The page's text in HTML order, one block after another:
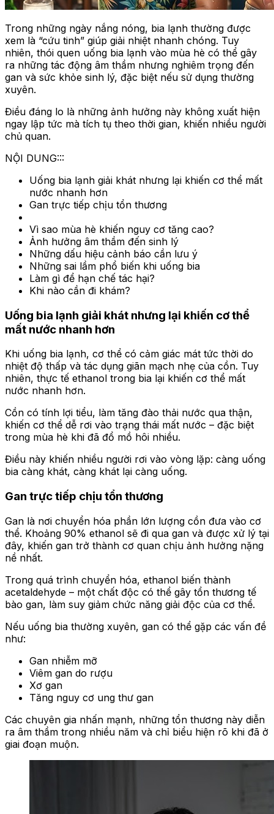
Trong những ngày nắng nóng, bia lạnh thường được
xem là “cứu tinh” giúp giải nhiệt nhanh chóng. Tuy
nhiên, thói quen uống bia lạnh vào mùa hè có thể gây
ra những tác động âm thầm nhưng nghiêm trọng đến
gan và sức khỏe sinh lý, đặc biệt nếu sử dụng thường
xuyên.
Điều đáng lo là những ảnh hưởng này không xuất hiện
ngay lập tức mà tích tụ theo thời gian, khiến nhiều người
chủ quan.
NỘI DUNG:::
Uống bia lạnh giải khát nhưng lại khiến cơ thể mất
nước nhanh hơn
Gan trực tiếp chịu tổn thương
Vì sao mùa hè khiến nguy cơ tăng cao?
Ảnh hưởng âm thầm đến sinh lý
Những dấu hiệu cảnh báo cần lưu ý
Những sai lầm phổ biến khi uống bia
Làm gì để hạn chế tác hại?
Khi nào cần đi khám?
Uống bia lạnh giải khát nhưng lại khiến cơ thể
mất nước nhanh hơn
Khi uống bia lạnh, cơ thể có cảm giác mát tức thời do
nhiệt độ thấp và tác dụng giãn mạch nhẹ của cồn. Tuy
nhiên, thực tế ethanol trong bia lại khiến cơ thể mất
nước nhanh hơn.
Cồn có tính lợi tiểu, làm tăng đào thải nước qua thận,
khiến cơ thể dễ rơi vào trạng thái mất nước – đặc biệt
trong mùa hè khi đã đổ mồ hôi nhiều.
Điều này khiến nhiều người rơi vào vòng lặp: càng uống
bia càng khát, càng khát lại càng uống.
Gan trực tiếp chịu tổn thương
Gan là nơi chuyển hóa phần lớn lượng cồn đưa vào cơ
thể. Khoảng 90% ethanol sẽ đi qua gan và được xử lý tại
đây, khiến gan trở thành cơ quan chịu ảnh hưởng nặng
nề nhất.
Trong quá trình chuyển hóa, ethanol biến thành
acetaldehyde – một chất độc có thể gây tổn thương tế
bào gan, làm suy giảm chức năng giải độc của cơ thể.
Nếu uống bia thường xuyên, gan có thể gặp các vấn đề
như:
Gan nhiễm mỡ
Viêm gan do rượu
Xơ gan
Tăng nguy cơ ung thư gan
Các chuyên gia nhấn mạnh, những tổn thương này diễn
ra âm thầm trong nhiều năm và chỉ biểu hiện rõ khi đã ở
giai đoạn muộn.